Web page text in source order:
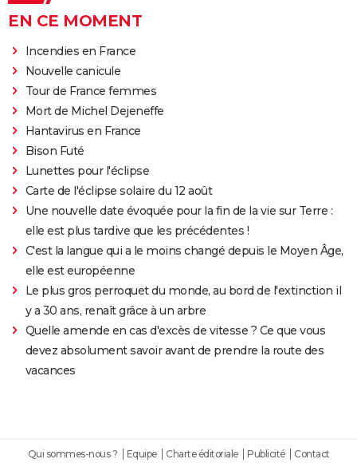
EN CE MOMENT
Incendies en France
Nouvelle canicule
Tour de France femmes
Mort de Michel Dejeneffe
Hantavirus en France
Bison Futé
Lunettes pour l'éclipse
Carte de l'éclipse solaire du 12 août
Une nouvelle date évoquée pour la fin de la vie sur Terre :
elle est plus tardive que les précédentes !
C'est la langue qui a le moins changé depuis le Moyen Âge,
elle est européenne
Le plus gros perroquet du monde, au bord de l'extinction il
y a 30 ans, renaît grâce à un arbre
Quelle amende en cas d'excès de vitesse ? Ce que vous
devez absolument savoir avant de prendre la route des
vacances
Qui sommes-nous ? Equipe Charte éditoriale Publicité Contact